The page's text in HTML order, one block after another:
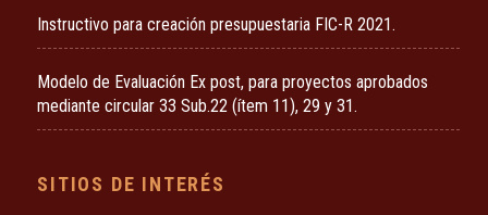
Instructivo para creación presupuestaria FIC-R 2021.
Modelo de Evaluación Ex post, para proyectos aprobados
mediante circular 33 Sub.22 (ítem 11), 29 y 31.
SITIOS DE INTERÉS